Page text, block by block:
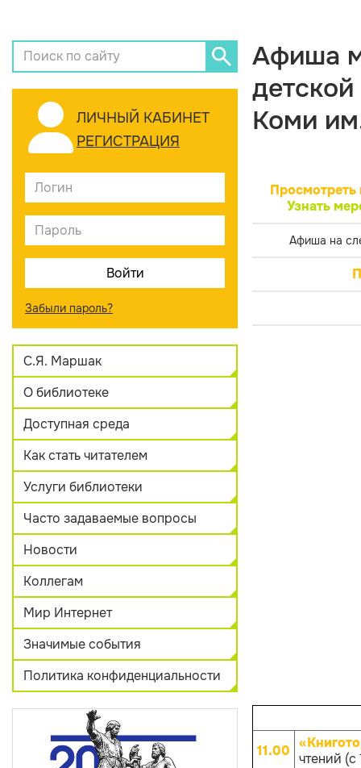
ЛИЧНЫЙ КАБИНЕТ
РЕГИСТРАЦИЯ
Забыли пароль?
С.Я. Маршак
О библиотеке
Доступная среда
Как стать читателем
Услуги библиотеки
Часто задаваемые вопросы
Новости
Коллегам
Мир Интернет
Значимые события
Политика конфиденциальности
Афиша
Коми
Просмотреть
Узнать
Афиша на
11.00 чтений (с